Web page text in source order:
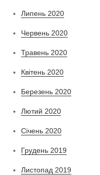
Липень 2020
Червень 2020
Травень 2020
Квітень 2020
Березень 2020
Лютий 2020
Січень 2020
Грудень 2019
Листопад 2019